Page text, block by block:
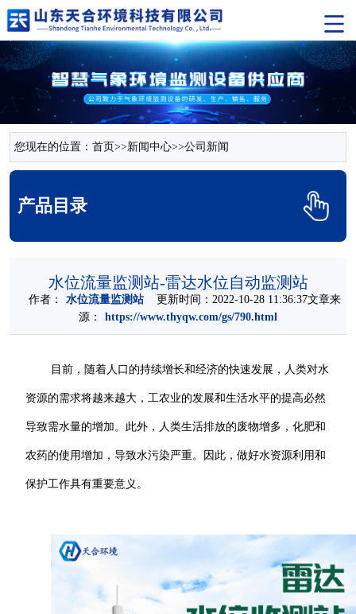
您现在的位置： 首页>>新闻中心>>公司新闻
产品目录
水位流量监测站-雷达水位自动监测站
作者： 水位流量监测站更新时间：2022-10-28 11:36:37文章来
源：
https://www.thyqw.com/gs/790.html
目前，随着人口的持续增长和经济的快速发展，人类对水
资源的需求将越来越大，工农业的发展和生活水平的提高必然
导致需水量的增加。此外，人类生活排放的废物增多，化肥和
农药的使用增加，导致水污染严重。因此，做好水资源利用和
保护工作具有重要意义 。